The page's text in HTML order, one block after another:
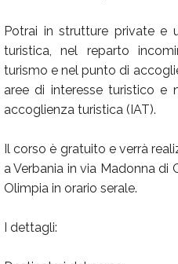
Potrai in strutture private e
turistica, nel reparto
turismo e nel punto di
aree di interesse turistico e
accoglienza turistica (IAT).
Il corso è gratuito e verrà
a Verbania in via Madonna di
Olimpia in orario serale.
I dettagli: